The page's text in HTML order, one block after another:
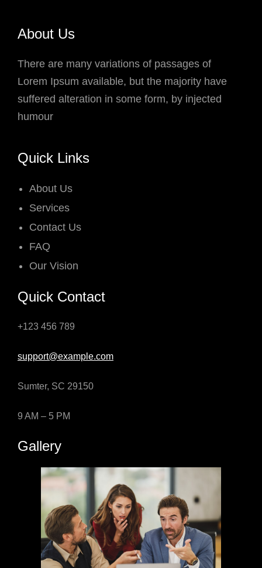
About Us
There are many variations of passages of
Lorem Ipsum available, but the majority have
suffered alteration in some form, by injected
humour
Quick Links
About Us
Services
Contact Us
FAQ
Our Vision
Quick Contact
+123 456 789
support@example.com
Sumter, SC 29150
9 AM – 5 PM
Gallery